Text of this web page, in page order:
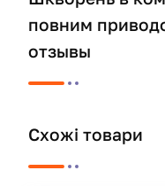
повним
отзывы
Схожі товари